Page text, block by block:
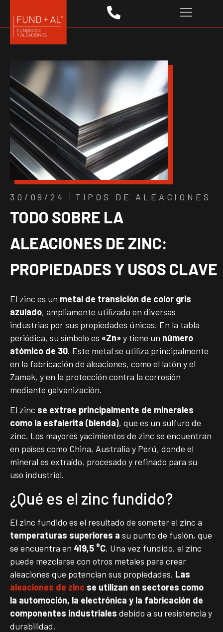
30/09/24 TIPOS DE ALEACIONES
TODO SOBRE LA
ALEACIONES DE ZINC:
PROPIEDADES Y USOS CLAVE
El zinc es un metal de transición de color gris
azulado, ampliamente utilizado en diversas
industrias por sus propiedades únicas. En la tabla
periódica, su símbolo es «Zn»y tiene un número
atómico de 30. Este metal se utiliza principalmente
en la fabricación de aleaciones, como el latón y el
Zamak, y en la protección contra la corrosión
mediante galvanización.
El zinc se extrae principalmente de minerales
como la esfalerita (blenda), que es un sulfuro de
zinc. Los mayores yacimientos de zinc se encuentran
en países como China, Australia y Perú, donde el
mineral es extraído, procesado y refinado para su
uso industrial.
¿Qué es el zinc fundido?
El zinc fundido es el resultado de someter el zinc a
temperaturas superiores a su punto de fusión, que
se encuentra en 419,5 °C. Una vez fundido, el zinc
puede mezclarse con otros metales para crear
aleaciones que potencian sus propiedades. Las
aleaciones de zinc se utilizan en sectores como
la automoción, la electrónica y la fabricación de
componentes industriales debido a su resistencia y
durabilidad.